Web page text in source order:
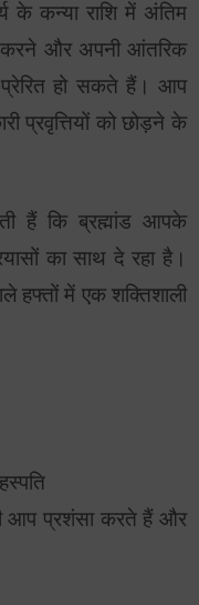
के कन्या राशि में अंतिम
करने और अपनी आंतरिक
प्रेरित हो सकते हैं। आप
प्रवृत्तियों को छोड़ने के
हैं कि ब्रह्मांड आपके
का साथ दे रहा है।
हफ्तों में एक शक्तिशाली
आप प्रशंसा करते हैं और